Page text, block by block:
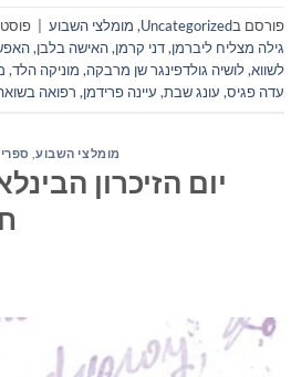
פורסם בUncategorized
, מומלצי השבוע
גילה מצליח ליברמן,דני קרמן,האישה בלבן,
לשווא,לושיה גולדפינגר שן מרבקה, מוניקה הלד,
עדה פגיס, עונג שבת, עיינה פרידמן, רפואה
מומלצי השבוע,